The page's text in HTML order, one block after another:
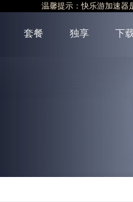
温馨提示：快乐游加速器
套餐 独享 下